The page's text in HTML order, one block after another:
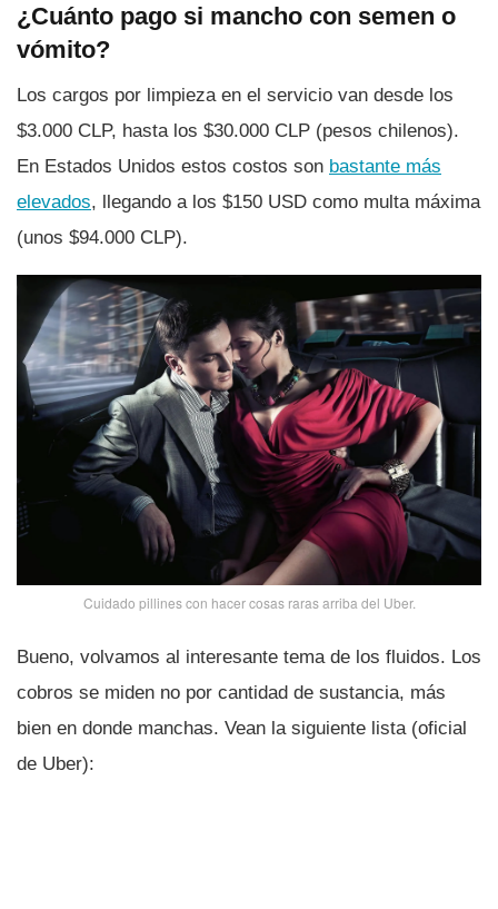
¿Cuánto pago si mancho con semen o
vómito?
Los cargos por limpieza en el servicio van desde los
$3.000 CLP, hasta los $30.000 CLP (pesos chilenos).
En Estados Unidos estos costos son bastante más
elevados, llegando a los $150 USD como multa máxima
(unos $94.000 CLP).
Cuidado pillines con hacer cosas raras arriba del Uber.
Bueno, volvamos al interesante tema de los fluidos. Los
cobros se miden no por cantidad de sustancia, más
bien en donde manchas. Vean la siguiente lista (oficial
de Uber):